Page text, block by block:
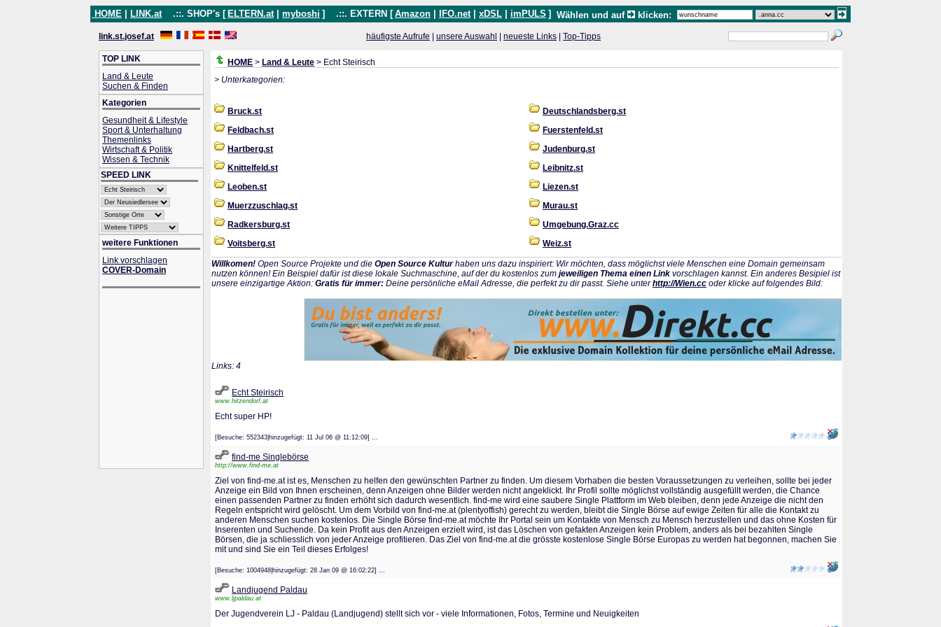
HOME LINK.at .::. SHOP's [ ELTERN.at myboshi ] .::. EXTERN [ Amazon IFO.net xDSL imPULS ] Wählen und auf klicken:
link.st.josef.at häufigste Aufrufe unsere Auswahl neueste Links Top-Tipps
TOP LINK
Land & Leute
Suchen & Finden
Kategorien
Gesundheit & Lifestyle
Sport & Unterhaltung
Themenlinks
Wirtschaft & Politik
Wissen & Technik
SPEED LINK
weitere Funktionen
Link vorschlagen
COVER-Domain
HOME > Land & Leute > Echt Steirisch
> Unterkategorien:
Bruck.st
Deutschlandsberg.st
Feldbach.st
Fuerstenfeld.st
Hartberg.st
Judenburg.st
Knittelfeld.st
Leibnitz.st
Leoben.st
Liezen.st
Muerzzuschlag.st
Murau.st
Radkersburg.st
Umgebung.Graz.cc
Voitsberg.st
Weiz.st
Willkomen! Open Source Projekte und die Open Source Kulturhaben uns dazu inspiriert: Wir möchten, dass möglichst viele Menschen eine Domain gemeinsam
nutzen können! Ein Beispiel dafür ist diese lokale Suchmaschine, auf der du kostenlos zum jeweiligen Thema einen Link vorschlagen kannst. Ein anderes Besipiel ist
unsere einzigartige Aktion: Gratis für immer: Deine persönliche eMail Adresse, die perfekt zu dir passt. Siehe unterhttp://Wien.cc oder klicke auf folgendes Bild:
Links: 4
Echt Steirisch
www.hitzendorf.at
Echt super HP!
[Besuche: 552343|hinzugefügt: 11 Jul 06 @ 11:12:09] ...
find-me Singlebörse
http://www.find-me.at
Ziel von find-me.at ist es, Menschen zu helfen den gewünschten Partner zu finden. Um diesem Vorhaben die besten Voraussetzungen zu verleihen, sollte bei jeder
Anzeige ein Bild von Ihnen erscheinen, denn Anzeigen ohne Bilder werden nicht angeklickt. Ihr Profil sollte möglichst vollständig ausgefüllt werden, die Chance
einen passenden Partner zu finden erhöht sich dadurch wesentlich. find-me wird eine saubere Single Plattform im Web bleiben, denn jede Anzeige die nicht den
Regeln entspricht wird gelöscht. Um dem Vorbild von find-me.at (plentyoffish) gerecht zu werden, bleibt die Single Börse auf ewige Zeiten für alle die Kontakt zu
anderen Menschen suchen kostenlos. Die Single Börse find-me.at möchte Ihr Portal sein um Kontakte von Mensch zu Mensch herzustellen und das ohne Kosten für
Inserenten und Suchende. Da kein Profit aus den Anzeigen erzielt wird, ist das Löschen von gefakten Anzeigen kein Problem, anders als bei bezahlten Single
Börsen, die ja schliesslich von jeder Anzeige profitieren. Das Ziel von find-me.at die grösste kostenlose Single Börse Europas zu werden hat begonnen, machen Sie
mit und sind Sie ein Teil dieses Erfolges!
[Besuche: 1004948|hinzugefügt: 28 Jan 09 @ 16:02:22] ...
Landjugend Paldau
www.ljpaldau.at
Der Jugendverein LJ - Paldau (Landjugend) stellt sich vor - viele Informationen, Fotos, Termine und Neuigkeiten